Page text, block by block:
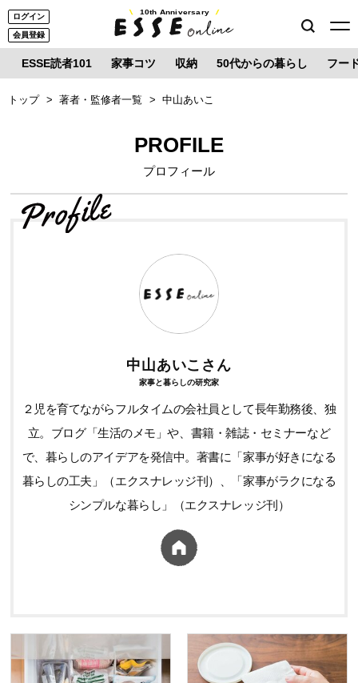
ログイン
会員登録
10th Anniversary
ESSE読者101 家事コツ 収納 50代からの暮らし フー
トップ 著者・監修者一覧 中山あいこ
PROFILE
プロフィール
中山あいこさん
家事と暮らしの研究家
２児を育てながらフルタイムの会社員として長年勤務後、独
立。ブログ「生活のメモ」や、書籍・雑誌・セミナーなど
で、暮らしのアイデアを発信中。著書に「家事が好きになる
暮らしの工夫」（エクスナレッジ刊）、「家事がラクになる
シンプルな暮らし」（エクスナレッジ刊）